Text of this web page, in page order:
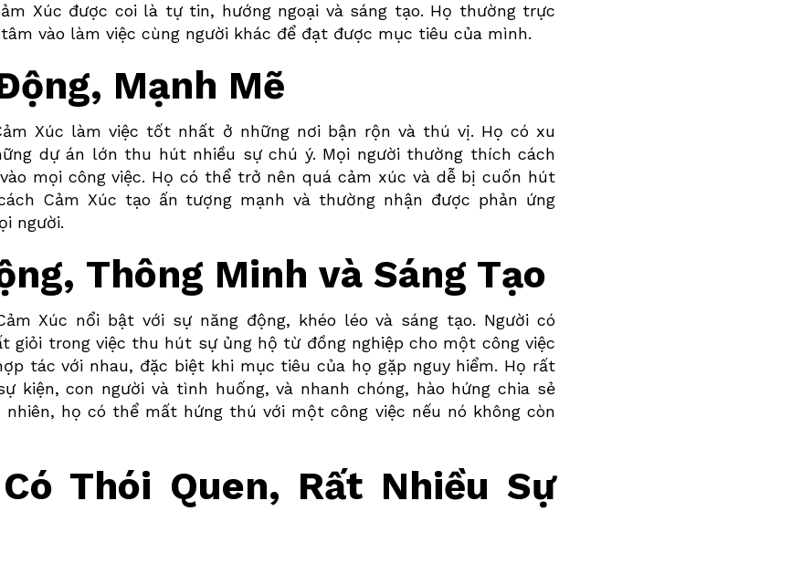
Xúc được coi là tự tin, hướng ngoại và sáng tạo. Họ thường trực
vào làm việc cùng người khác để đạt được mục tiêu của mình.
Mạnh Mẽ
Xúc làm việc tốt nhất ở những nơi bận rộn và thú vị. Họ có xu
dự án lớn thu hút nhiều sự chú ý. Mọi người thường thích cách
mọi công việc. Họ có thể trở nên quá cảm xúc và dễ bị cuốn hút
Cảm Xúc tạo ấn tượng mạnh và thường nhận được phản ứng
người.
Thông Minh và Sáng Tạo
Xúc nổi bật với sự năng động, khéo léo và sáng tạo. Người có
giỏi trong việc thu hút sự ủng hộ từ đồng nghiệp cho một công việc
tác với nhau, đặc biệt khi mục tiêu của họ gặp nguy hiểm. Họ rất
kiện, con người và tình huống, và nhanh chóng, hào hứng chia sẻ
nhiên, họ có thể mất hứng thú với một công việc nếu nó không còn
Thói Quen, Rất Nhiều Sự